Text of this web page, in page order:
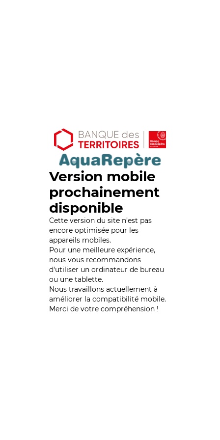
Version mobile
prochainement
disponible
Cette version du site n’est pas
encore optimisée pour les
appareils mobiles.
Pour une meilleure expérience,
nous vous recommandons
d'utiliser un ordinateur de bureau
ou une tablette.
Nous travaillons actuellement à
améliorer la compatibilité mobile.
Merci de votre compréhension !